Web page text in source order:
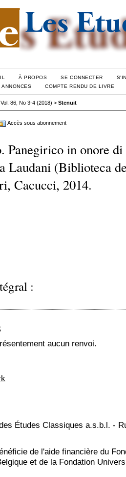
À PROPOS SE CONNECTER
ANNONCES COMPTE RENDU DE LIVRE
Vol. 86, No 3-4 (2018) > Stenuit
Accès sous abonnement
Panegirico in onore
Laudani (Biblioteca
Cacucci, 2014.
:
aucun renvoi.
Études Classiques a.s.b.l. -
de l'aide financière du
et de la Fondation